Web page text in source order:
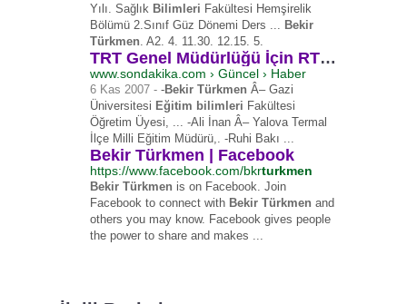
Yılı. Sağlık Bilimleri Fakültesi Hemşirelik
Bölümü 2.Sınıf Güz Dönemi Ders ... Bekir
Türkmen. A2. 4. 11.30. 12.15. 5.
TRT Genel Müdürlüğü İçin RTÜK'e 16 Kişi Başvurdu
www.sondakika.com › Güncel › Haber
6 Kas 2007 - -Bekir Türkmen Â– Gazi
Üniversitesi Eğitim bilimleri Fakültesi
Öğretim Üyesi, ... -Ali İnan Â– Yalova Termal
İlçe Milli Eğitim Müdürü,. -Ruhi Bakı ...
Bekir Türkmen | Facebook
https://www.facebook.com/bkrturkmen
Bekir Türkmen is on Facebook. Join
Facebook to connect with Bekir Türkmen and
others you may know. Facebook gives people
the power to share and makes ...